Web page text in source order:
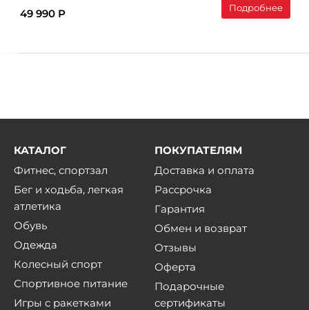
49 990 Р Подробнее
КАТАЛОГ
Фитнес, спортзал
Бег и ходьба, легкая
атлетика
Обувь
Одежда
Колесный спорт
Спортивное питание
Игры с ракетками
ПОКУПАТЕЛЯМ
Доставка и оплата
Рассрочка
Гарантия
Обмен и возврат
Отзывы
Оферта
Подарочные
сертификаты